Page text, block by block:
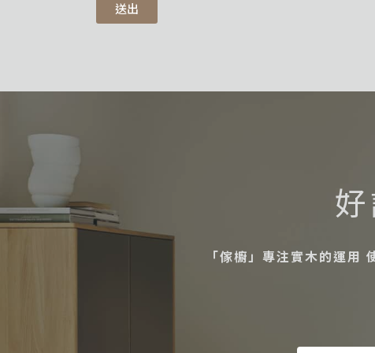
送出
「傢櫥」專注實木的運用